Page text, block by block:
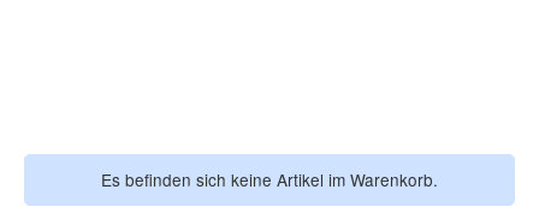
Es befinden sich keine Artikel im Warenkorb.